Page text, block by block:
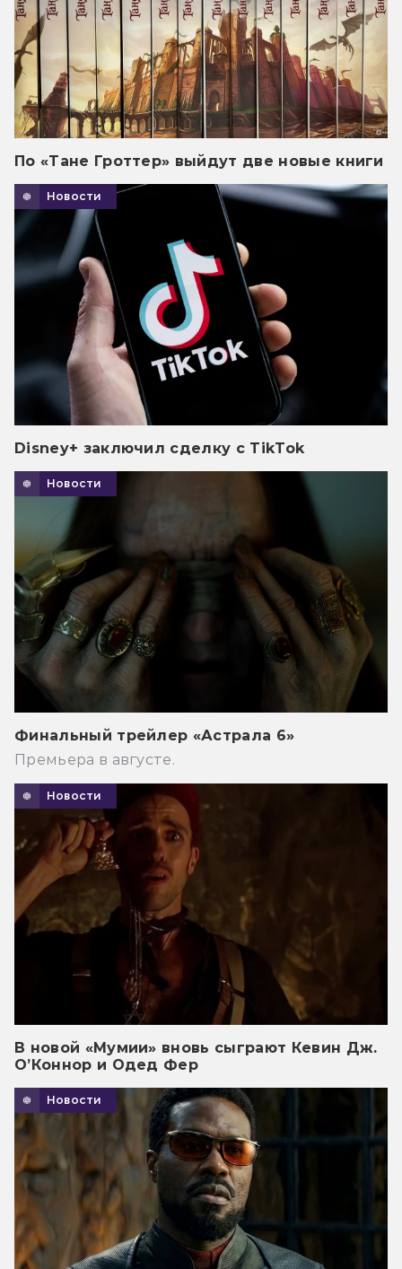
По «Тане Гроттер» выйдут две новые книги
Новости
Disney+ заключил сделку с TikTok
Новости
Финальный трейлер «Астрала 6»
Премьера в августе.
Новости
В новой «Мумии» вновь сыграют Кевин Дж.
О’Коннор и Одед Фер
Новости